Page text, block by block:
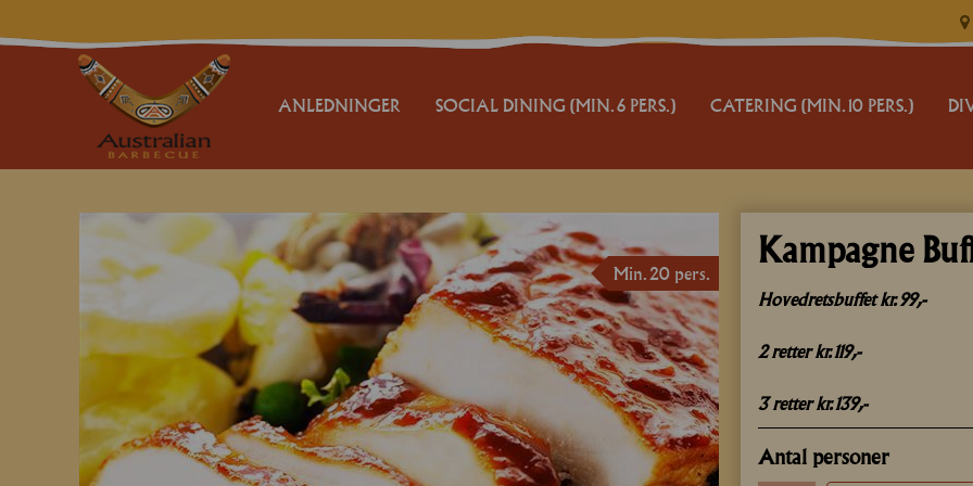
ANLEDNINGER
BRYLLUPER
FØDSELSDAG
BARNEDÅB
KONFIRMATION
JUBILÆUM
GÆSTEMAD
SOCIAL DINING (MIN. 6 PERS.) CATERING (MIN. 10 PERS.)
CATERING BUFFET
MIX 'N' BUFFET
TILBUD
RESERVATION
Min. 20 pers.
Kampagne
Hovedretsbuffet kr. 99,-
2 retter kr. 119,-
3 retter kr.139,-
Antal personer